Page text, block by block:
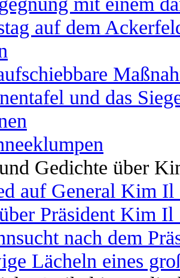
auf dem
und das
Gedichte über
auf General Kim Il
Präsident Kim Il
nach dem
Lächeln eines